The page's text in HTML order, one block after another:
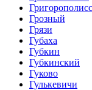
Грозный
Грязи
Губаха
Губкин
Губкинский
Гуково
Гулькевичи